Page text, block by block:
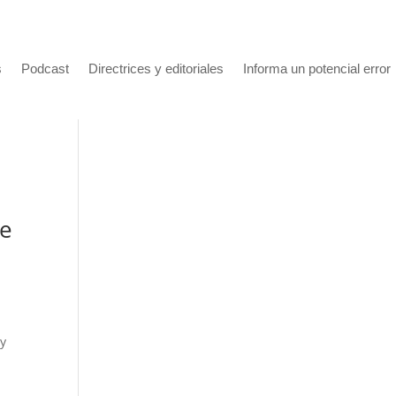
Podcast Directrices y editoriales Informa un potencial error